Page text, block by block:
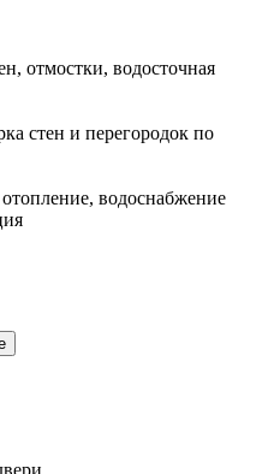
отмостки, водосточная
стен и перегородок по
водоснабжение